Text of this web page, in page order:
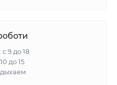
9 до 18
до 15